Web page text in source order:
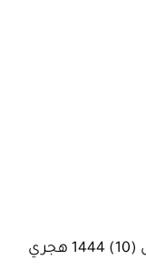
بداية التقديم: متاح الأن بتاريخ 10 شوال (10) 1444 هجري